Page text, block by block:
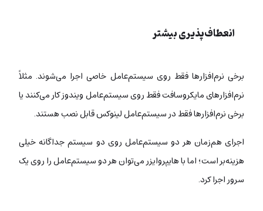
انعطاف‌پذیری بیشتر
برخی نرم‌افزارها فقط روی سیستم‌عامل خاصی اجرا می‌شوند. مثلاً
نرم‌افزارهای مایکروسافت فقط روی سیستم‌عامل ویندوز کار می‌کنند یا
برخی نرم‌افزارها فقط در سیستم‌عامل لینوکس قابل نصب هستند.
اجرای هم‌زمان هر دو سیستم‌عامل روی دو سیستم جداگانه خیلی
هزینه‌بر است؛اما با هایپروایزر می‌توان هر دو سیستم‌عامل را روی یک
سرور اجرا کرد.